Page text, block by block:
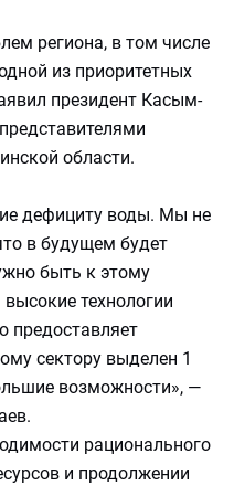
региона, в том числе
из приоритетных
президент Касым-
области.
дефициту воды. Мы не
в будущем будет
быть к этому
технологии
предоставляет
сектору выделен 1
возможности», —
рационального
и продолжении